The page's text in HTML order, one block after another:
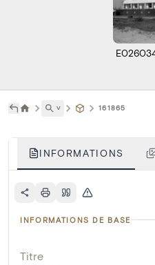
˅ 161865
INFORMATIONS
INFORMATIONS DE BASE
Titre